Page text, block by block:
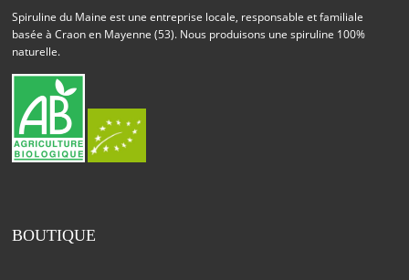
Spiruline du Maine est une entreprise locale, responsable et familiale
basée à Craon en Mayenne (53). Nous produisons une spiruline 100%
naturelle.
BOUTIQUE